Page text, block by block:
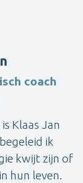
coach
Klaas Jan
ik
kwijt zijn of
hun leven.